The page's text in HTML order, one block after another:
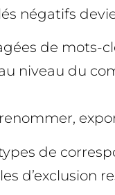
négatifs
de mots-
niveau du
de
d’exclusion